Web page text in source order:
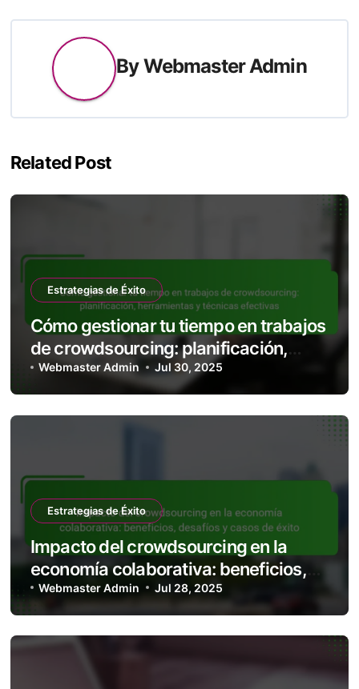
ByWebmaster Admin
Related Post
Estrategias de Éxito
Cómo gestionar tu tiempo en trabajos
de crowdsourcing: planificación,
herramientas y técnicas efectivas
Webmaster Admin Jul 30, 2025
Estrategias de Éxito
Impacto del crowdsourcing en la
economía colaborativa: beneficios,
desafíos y casos de éxito
Webmaster Admin Jul 28, 2025